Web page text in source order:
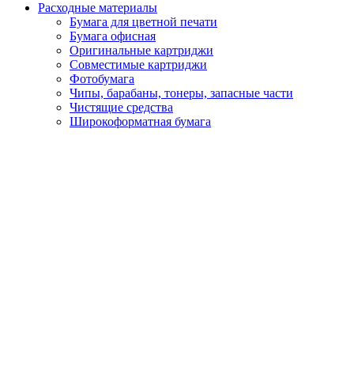
Расходные материалы
Бумага для цветной печати
Бумага офисная
Оригинальные картриджи
Совместимые картриджи
Фотобумага
Чипы, барабаны, тонеры, запасные части
Чистящие средства
Широкоформатная бумага